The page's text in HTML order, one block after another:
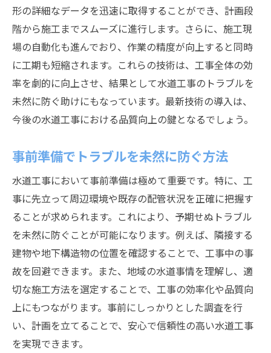
形の詳細なデータを迅速に取得することができ、計画段
階から施工までスムーズに進行します。さらに、施工現
場の自動化も進んでおり、作業の精度が向上すると同時
に工期も短縮されます。これらの技術は、工事全体の効
率を劇的に向上させ、結果として水道工事のトラブルを
未然に防ぐ助けにもなっています。最新技術の導入は、
今後の水道工事における品質向上の鍵となるでしょう。
事前準備でトラブルを未然に防ぐ方法
水道工事において事前準備は極めて重要です。特に、工
事に先立って周辺環境や既存の配管状況を正確に把握す
ることが求められます。これにより、予期せぬトラブル
を未然に防ぐことが可能になります。例えば、隣接する
建物や地下構造物の位置を確認することで、工事中の事
故を回避できます。また、地域の水道事情を理解し、適
切な施工方法を選定することで、工事の効率化や品質向
上にもつながります。事前にしっかりとした調査を行
い、計画を立てることで、安心で信頼性の高い水道工事
を実現できます。